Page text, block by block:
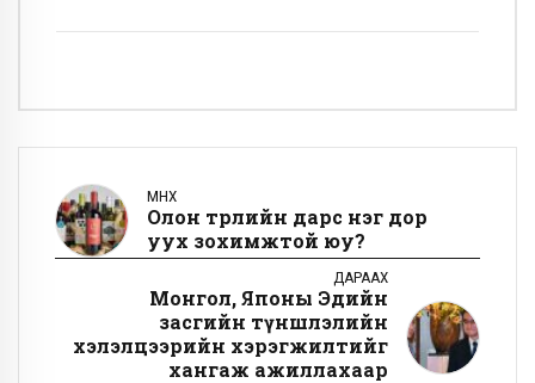
ӨМНӨХ
Олон төрлийн дарс нэг дор
уух зохимжтой юу?
ДАРААХ
Монгол, Японы Эдийн
засгийн түншлэлийн
хэлэлцээрийн хэрэгжилтийг
хангаж ажиллахаар